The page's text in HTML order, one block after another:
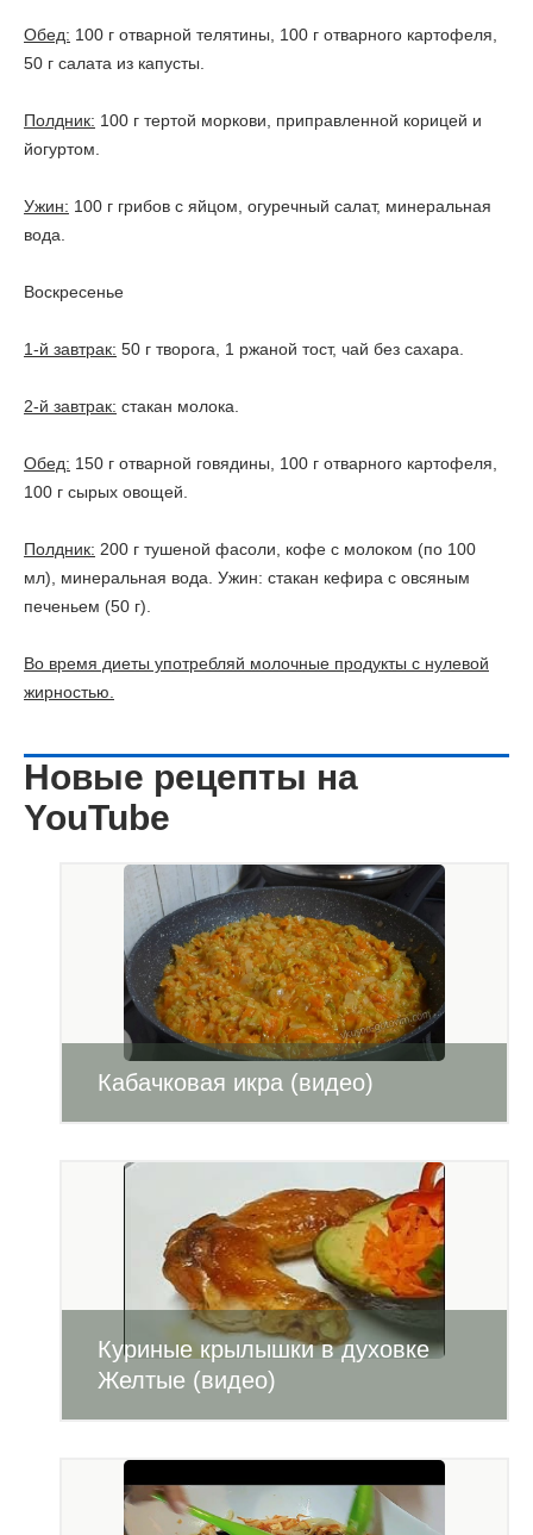
Обед: 100 г отварной телятины, 100 г отварного картофеля,
50 г салата из капусты.
Полдник: 100 г тертой моркови, приправленной корицей и
йогуртом.
Ужин: 100 г грибов с яйцом, огуречный салат, минеральная
вода.
Воскресенье
1-й завтрак: 50 г творога, 1 ржаной тост, чай без сахара.
2-й завтрак: стакан молока.
Обед: 150 г отварной говядины, 100 г отварного картофеля,
100 г сырых овощей.
Полдник: 200 г тушеной фасоли, кофе с молоком (по 100
мл), минеральная вода. Ужин: стакан кефира с овсяным
печеньем (50 г).
Во время диеты употребляй молочные продукты с нулевой
жирностью.
Новые рецепты на
YouTube
Кабачковая икра (видео)
Куриные крылышки в духовке
Желтые (видео)